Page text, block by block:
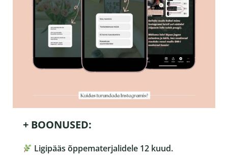
+ BOONUSED:
Ligipääs õppematerjalidele 12 kuud.